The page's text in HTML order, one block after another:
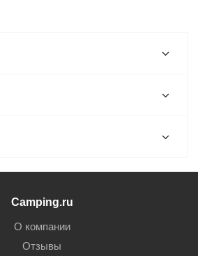
Camping.ru
О компании
Отзывы